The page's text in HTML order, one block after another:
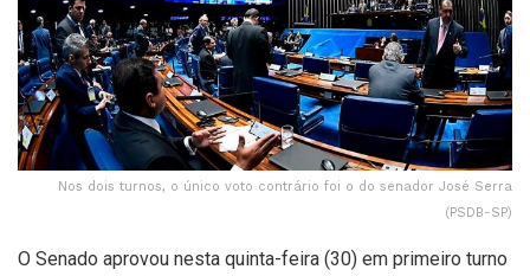
Nos dois turnos, o único voto contrário foi o do senador José Serra
(PSDB-SP)
O Senado aprovou nesta quinta-feira (30) em primeiro turno